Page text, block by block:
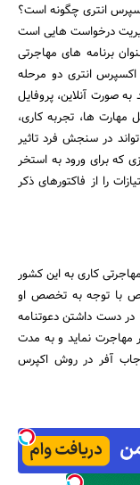
انتری چگونه است؟
درخواست هایی است
برنامه های مهاجرتی
انتری دو مرحله
به صورت آنلاین، پروفایل
مهارت ها، تجربه کاری،
در سنجش فرد تاثیر
که برای ورود به استخر
امتیازات را از فاکتورهای ذکر
کاری به این کشور
با توجه به تخصص او
در دست داشتن دعوتنامه
مهاجرت نماید و به مدت
جاب آفر در روش اکپرس